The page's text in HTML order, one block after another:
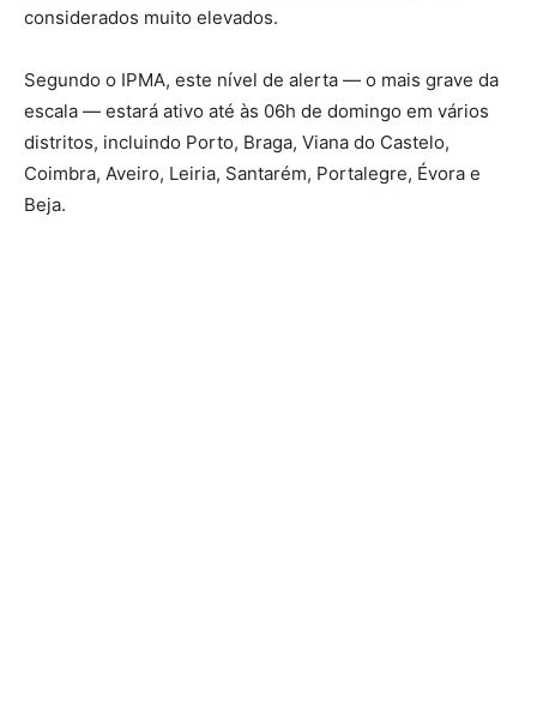
considerados muito elevados.
Segundo o IPMA, este nível de alerta — o mais grave da
escala — estará ativo até às 06h de domingo em vários
distritos, incluindo Porto, Braga, Viana do Castelo,
Coimbra, Aveiro, Leiria, Santarém, Portalegre, Évora e
Beja.